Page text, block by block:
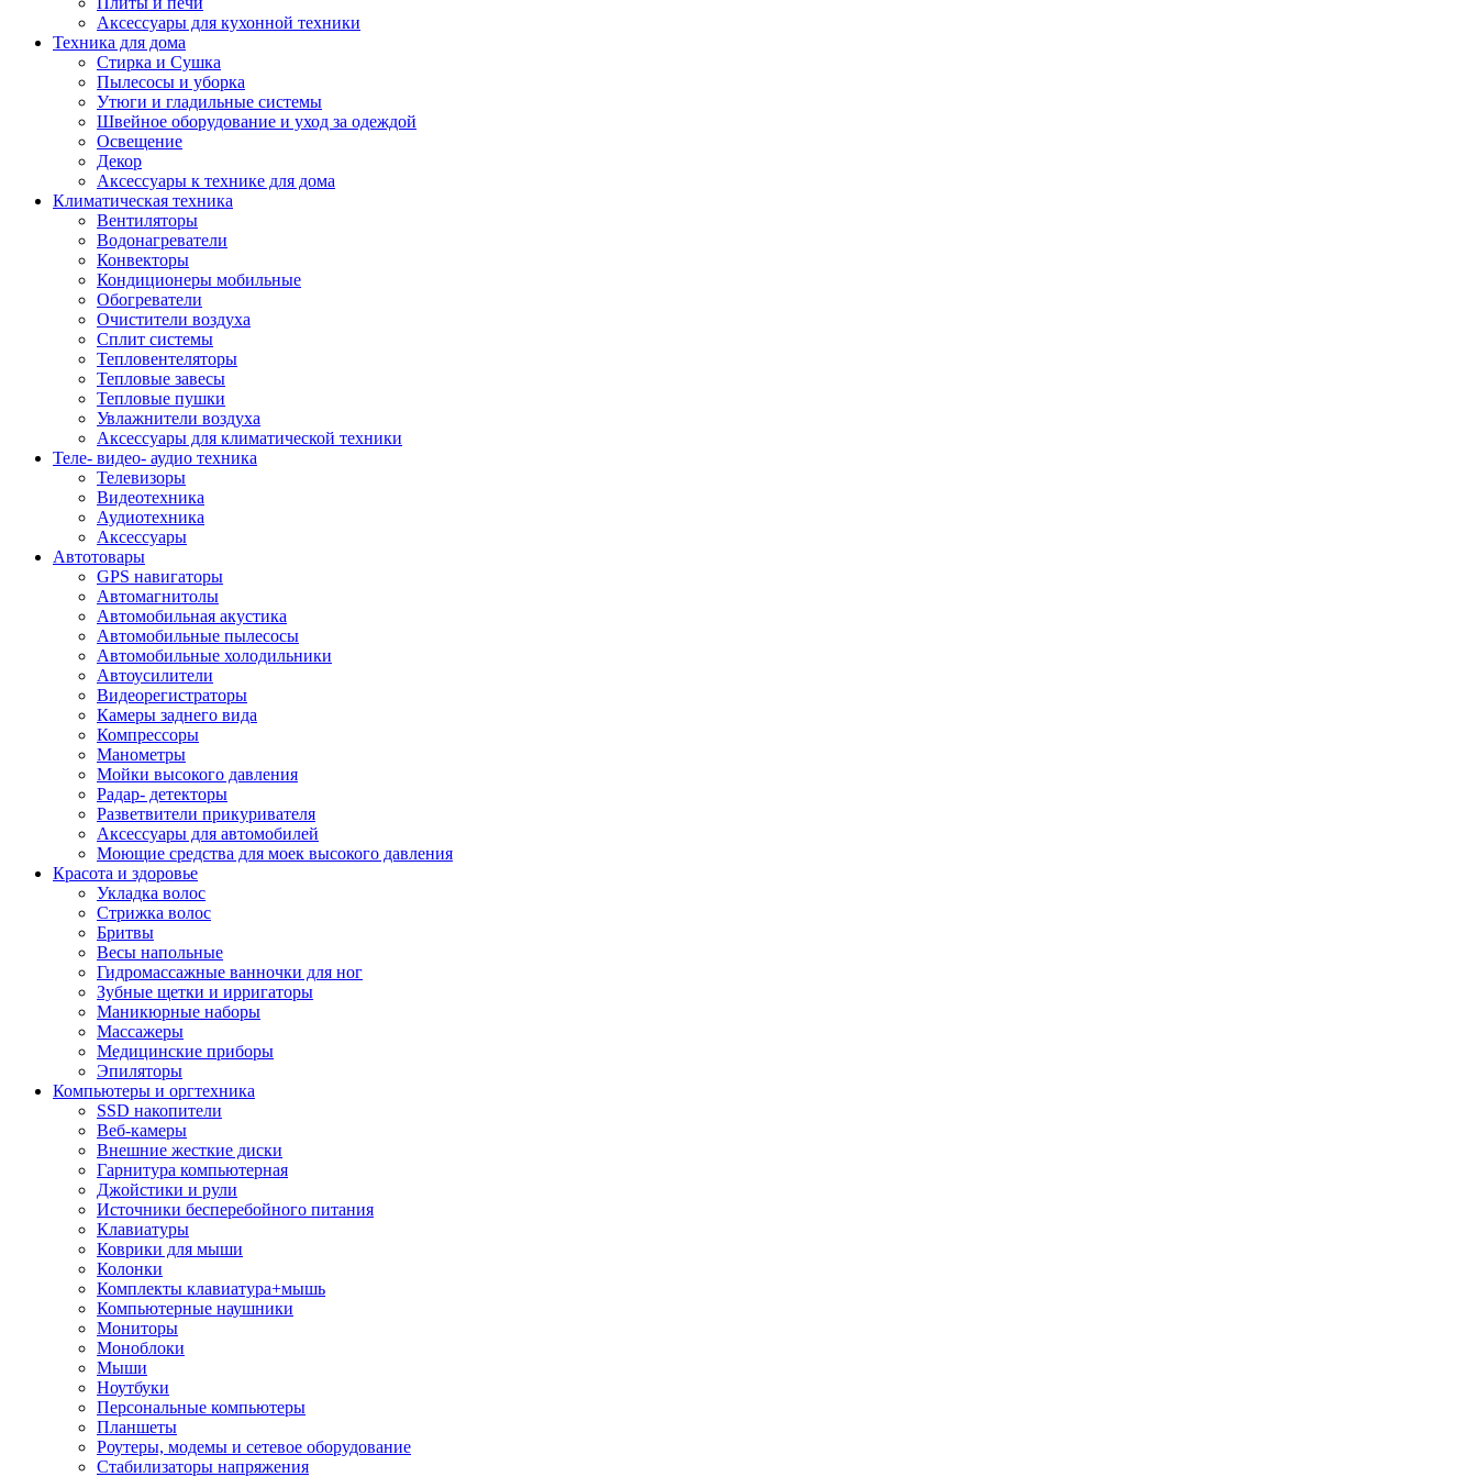
Аксессуары для кухонной техники
Техника для дома
Стирка и Сушка
Пылесосы и уборка
Утюги и гладильные системы
Швейное оборудование и уход за одеждой
Освещение
Декор
Аксессуары к технике для дома
Климатическая техника
Вентиляторы
Водонагреватели
Конвекторы
Кондиционеры мобильные
Обогреватели
Очистители воздуха
Сплит системы
Тепловентеляторы
Тепловые завесы
Тепловые пушки
Увлажнители воздуха
Аксессуары для климатической техники
Теле- видео- аудио техника
Телевизоры
Видеотехника
Аудиотехника
Аксессуары
Автотовары
GPS навигаторы
Автомагнитолы
Автомобильная акустика
Автомобильные пылесосы
Автомобильные холодильники
Автоусилители
Видеорегистраторы
Камеры заднего вида
Компрессоры
Манометры
Мойки высокого давления
Радар- детекторы
Разветвители прикуривателя
Аксессуары для автомобилей
Моющие средства для моек высокого давления
Красота и здоровье
Укладка волос
Стрижка волос
Бритвы
Весы напольные
Гидромассажные ванночки для ног
Зубные щетки и ирригаторы
Маникюрные наборы
Массажеры
Медицинские приборы
Эпиляторы
Компьютеры и оргтехника
SSD накопители
Веб-камеры
Внешние жесткие диски
Гарнитура компьютерная
Джойстики и рули
Источники бесперебойного питания
Клавиатуры
Коврики для мыши
Колонки
Комплекты клавиатура+мышь
Компьютерные наушники
Мониторы
Моноблоки
Мыши
Ноутбуки
Персональные компьютеры
Планшеты
Роутеры, модемы и сетевое оборудование
Стабилизаторы напряжения